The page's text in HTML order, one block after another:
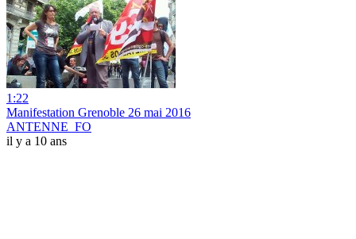
1:22
Manifestation Grenoble 26 mai 2016
ANTENNE_FO
il y a 10 ans